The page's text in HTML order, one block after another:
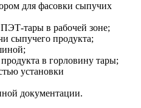
для фасовки сыпучих
тары в рабочей зоне;
сыпучего продукта;
в горловину тары;
установки
документации.